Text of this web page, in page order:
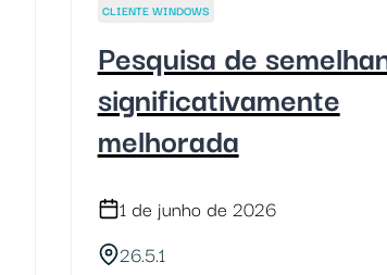
CLIENTE WINDOWS
Pesquisa de
significativamente
melhorada
1 de junho de 2026
26.5.1